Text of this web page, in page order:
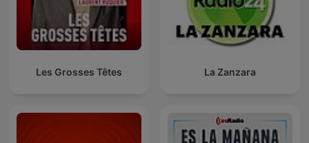
Les Grosses Têtes La Zanzara